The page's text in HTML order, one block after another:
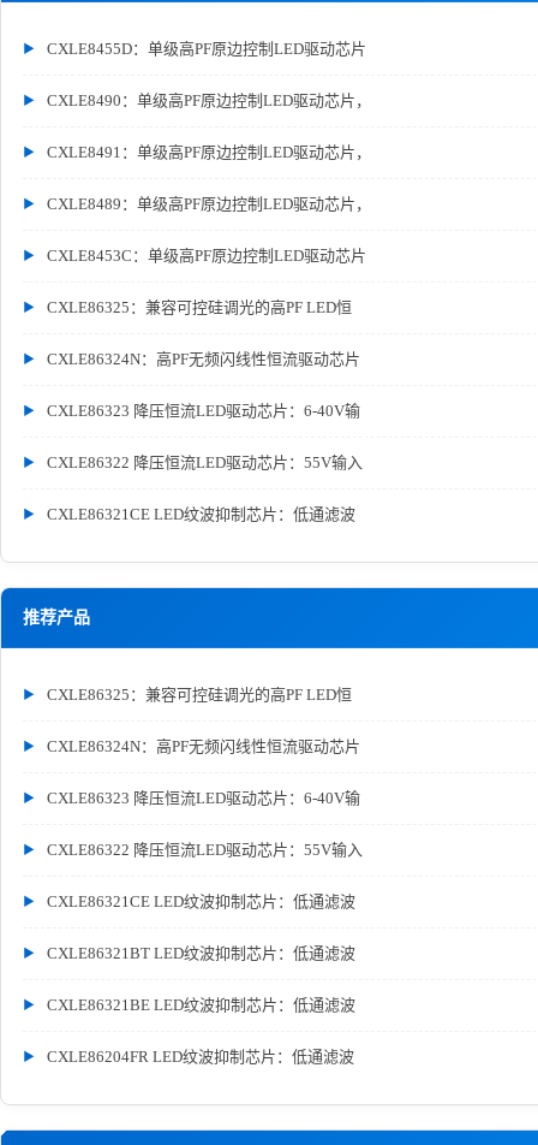
CXLE8455D：单级高PF原边控制LED驱动芯片
CXLE8490：单级高PF原边控制LED驱动芯片，
CXLE8491：单级高PF原边控制LED驱动芯片，
CXLE8489：单级高PF原边控制LED驱动芯片，
CXLE8453C：单级高PF原边控制LED驱动芯片
CXLE86325：兼容可控硅调光的高PF LED恒
CXLE86324N：高PF无频闪线性恒流驱动芯片
CXLE86323 降压恒流LED驱动芯片：6-40V输
CXLE86322 降压恒流LED驱动芯片：55V输入
CXLE86321CE LED纹波抑制芯片：低通滤波
推荐产品
CXLE86325：兼容可控硅调光的高PF LED恒
CXLE86324N：高PF无频闪线性恒流驱动芯片
CXLE86323 降压恒流LED驱动芯片：6-40V输
CXLE86322 降压恒流LED驱动芯片：55V输入
CXLE86321CE LED纹波抑制芯片：低通滤波
CXLE86321BT LED纹波抑制芯片：低通滤波
CXLE86321BE LED纹波抑制芯片：低通滤波
CXLE86204FR LED纹波抑制芯片：低通滤波